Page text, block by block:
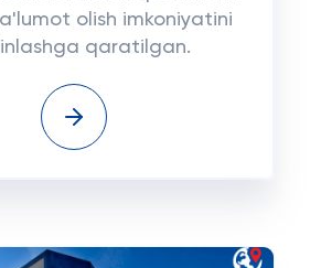
olish imkoniyatini
qaratilgan.